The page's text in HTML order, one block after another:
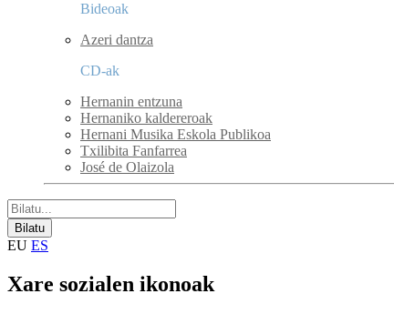
Bideoak
Azeri dantza
CD-ak
Hernanin entzuna
Hernaniko kaldereroak
Hernani Musika Eskola Publikoa
Txilibita Fanfarrea
José de Olaizola
EU ES
Xare sozialen ikonoak